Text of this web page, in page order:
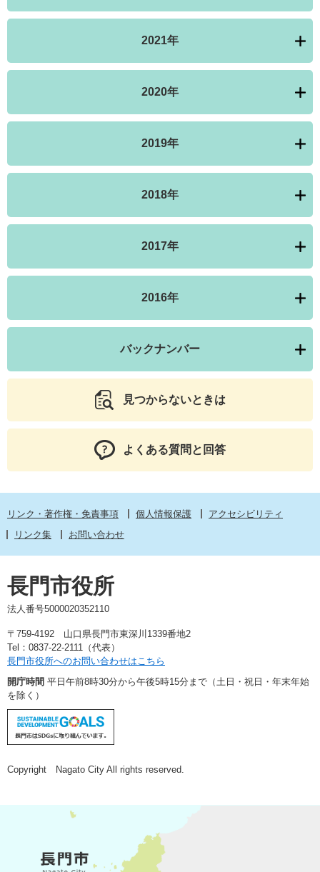
2021年
2020年
2019年
2018年
2017年
2016年
バックナンバー
見つからないときは
よくある質問と回答
リンク・著作権・免責事項 個人情報保護
アクセシビリティ
リンク集
お問い合わせ
長門市役所
法人番号5000020352110
〒759-4192 山口県長門市東深川1339番地2
Tel：0837-22-2111（代表）
長門市役所へのお問い合わせはこちら
開庁時間 平日午前8時30分から午後5時15分まで（土日・祝日・年末年始
を除く）
Copyright Nagato City All rights reserved.